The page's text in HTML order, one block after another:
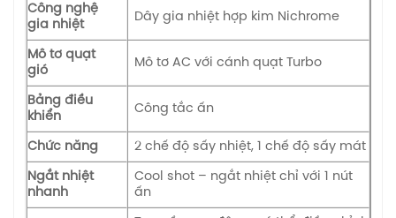
Công nghệ
gia nhiệt
Dây gia nhiệt hợp kim Nichrome
Mô tơ quạt
gió
Mô tơ AC với cánh quạt Turbo
Bảng điều
khiển
Công tắc ấn
Chức năng 2 chế độ sấy nhiệt, 1 chế độ sấy mát
Ngắt nhiệt
nhanh
Cool shot – ngắt nhiệt chỉ với 1 nút
ấn